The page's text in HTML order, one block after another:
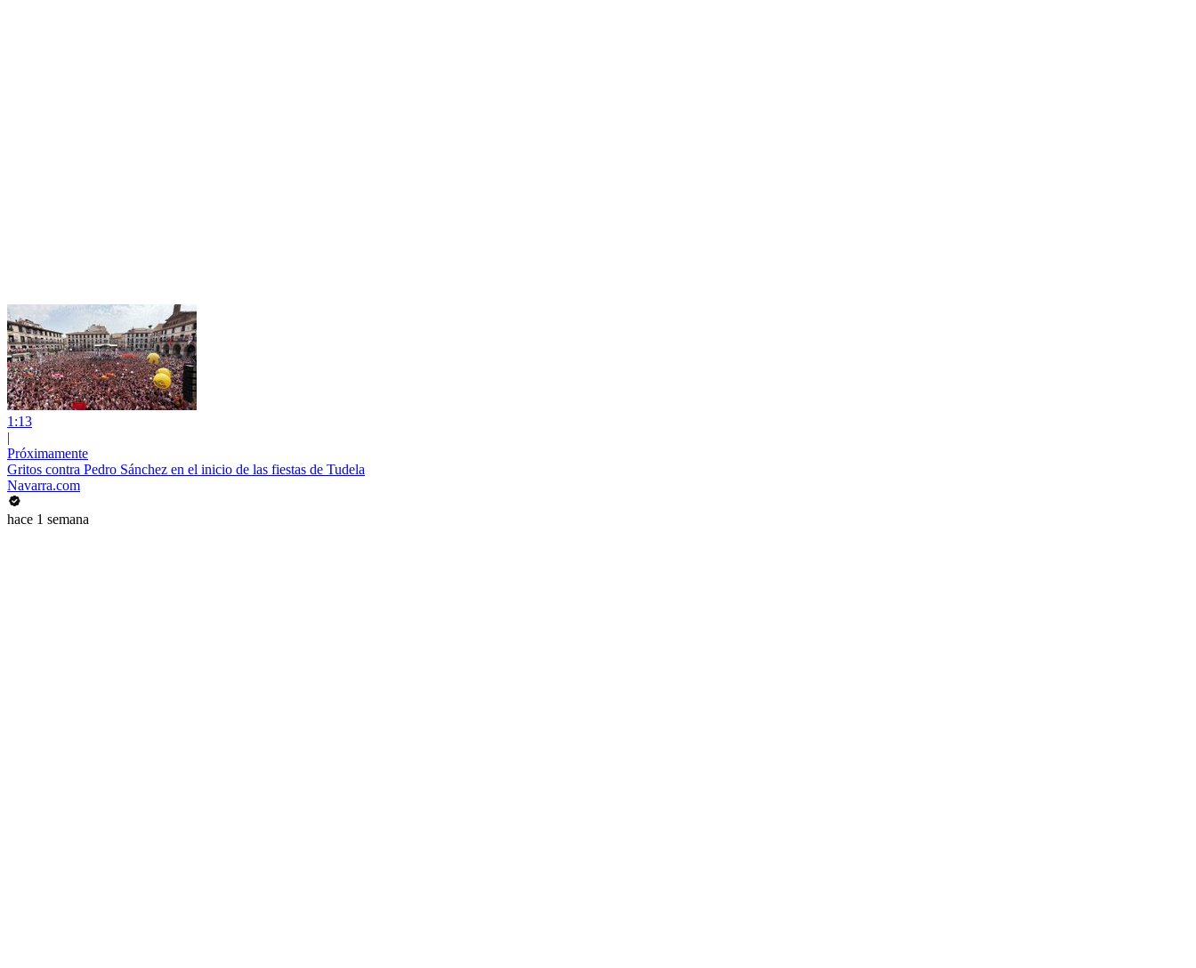
1:13
|
Próximamente
Gritos contra Pedro Sánchez en el inicio de las fiestas de Tudela
Navarra.com
hace 1 semana